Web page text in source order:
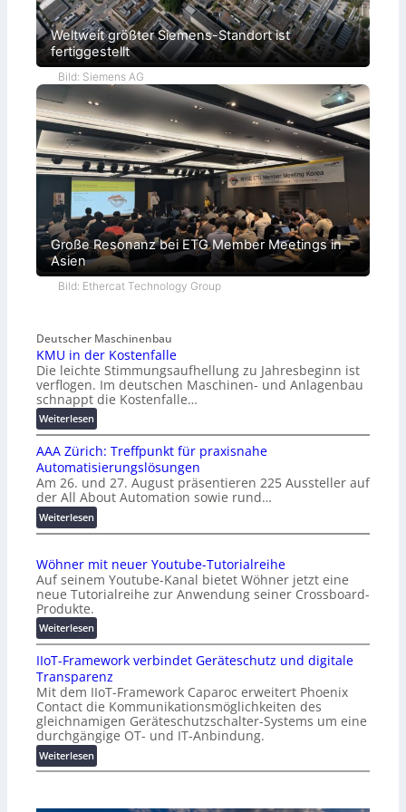
Weltweit größter Siemens-Standort ist
fertiggestellt
Bild: Siemens AG
Große Resonanz bei ETG Member Meetings in
Asien
Bild: Ethercat Technology Group
Deutscher Maschinenbau
KMU in der Kostenfalle
Die leichte Stimmungsaufhellung zu Jahresbeginn ist
verflogen. Im deutschen Maschinen- und Anlagenbau
schnappt die Kostenfalle…
Weiterlesen:
K
M
U
i
n
d
e
K
o
s
e
n
f
a
l
l
e
AAA Zürich: Treffpunkt für praxisnahe
Automatisierungslösungen
Am 26. und 27. August präsentieren 225 Aussteller auf
der All About Automation sowie rund…
Weiterlesen:
A
A
Z
ü
i
c
h
:
T
r
e
f
f
Wöhner mit neuer Youtube-Tutorialreihe
Auf seinem Youtube-Kanal bietet Wöhner jetzt eine
neue Tutorialreihe zur Anwendung seiner Crossboard-
Produkte.
Weiterlesen:
W
ö
h
n
e
r
m
i
t
e
IIoT-Framework verbindet Geräteschutz und digitale
Transparenz
Mit dem IIoT-Framework Caparoc erweitert Phoenix
Contact die Kommunikationsmöglichkeiten des
gleichnamigen Geräteschutzschalter-Systems um eine
durchgängige OT- und IT-Anbindung.
Weiterlesen:
I